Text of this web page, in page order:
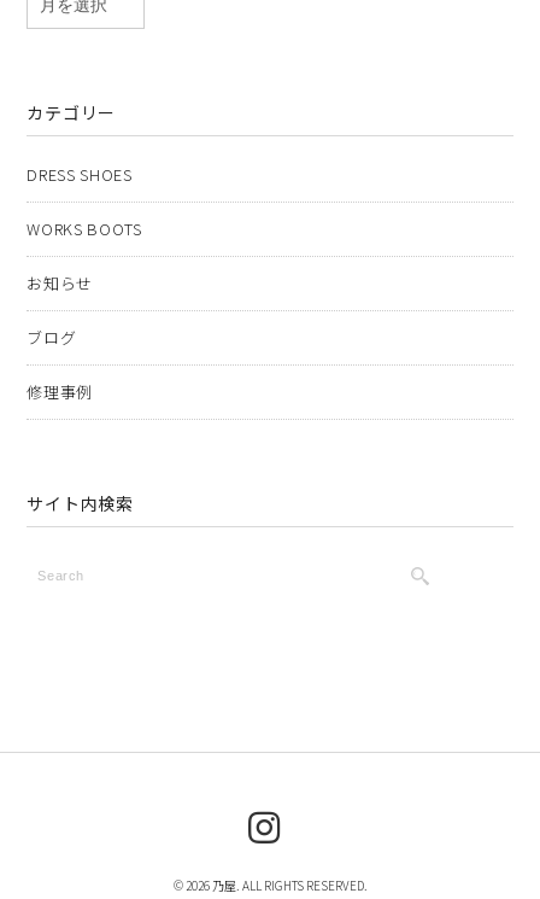
カテゴリー
DRESS SHOES
WORKS BOOTS
お知らせ
ブログ
修理事例
サイト内検索
© 2026 乃屋. ALL RIGHTS RESERVED.